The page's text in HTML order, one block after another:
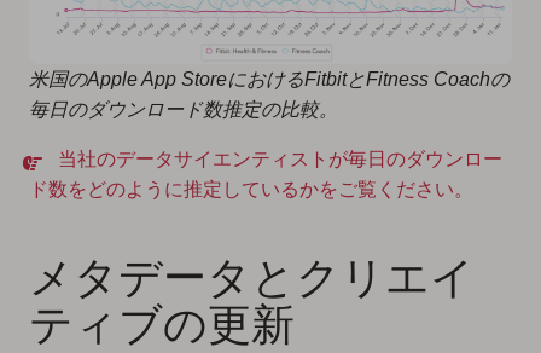
米国のApple App StoreにおけるFitbitとFitness Coachの
毎日のダウンロード数推定の比較。
当社のデータサイエンティストが毎日のダウンロー
ド数をどのように推定しているかをご覧ください。
メタデータとクリエイ
ティブの更新